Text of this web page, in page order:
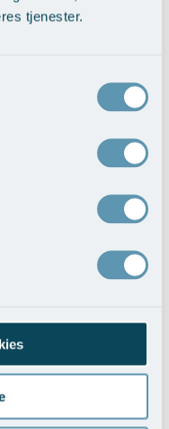
tjenester.